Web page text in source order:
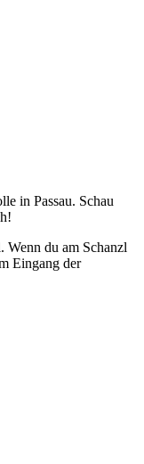
in Passau. Schau
Wenn du am Schanzl
Eingang der